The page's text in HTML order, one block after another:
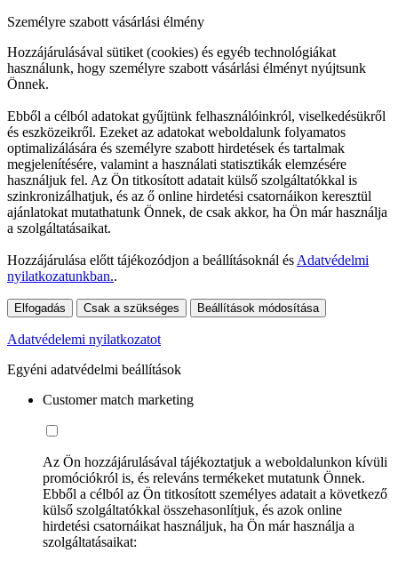
Személyre szabott vásárlási élmény
Hozzájárulásával sütiket (cookies) és egyéb technológiákat
használunk, hogy személyre szabott vásárlási élményt nyújtsunk
Önnek.
Ebből a célból adatokat gyűjtünk felhasználóinkról, viselkedésükről
és eszközeikről. Ezeket az adatokat weboldalunk folyamatos
optimalizálására és személyre szabott hirdetések és tartalmak
megjelenítésére, valamint a használati statisztikák elemzésére
használjuk fel. Az Ön titkosított adatait külső szolgáltatókkal is
szinkronizálhatjuk, és az ő online hirdetési csatornáikon keresztül
ajánlatokat mutathatunk Önnek, de csak akkor, ha Ön már használja
a szolgáltatásaikat.
Hozzájárulása előtt tájékozódjon a beállításoknál és Adatvédelmi
nyilatkozatunkban..
Elfogadás Csak a szükséges Beállítások módosítása
Adatvédelemi nyilatkozatot
Egyéni adatvédelmi beállítások
Customer match marketing
Az Ön hozzájárulásával tájékoztatjuk a weboldalunkon kívüli
promóciókról is, és releváns termékeket mutatunk Önnek.
Ebből a célból az Ön titkosított személyes adatait a következő
külső szolgáltatókkal összehasonlítjuk, és azok online
hirdetési csatornáikat használjuk, ha Ön már használja a
szolgáltatásaikat: